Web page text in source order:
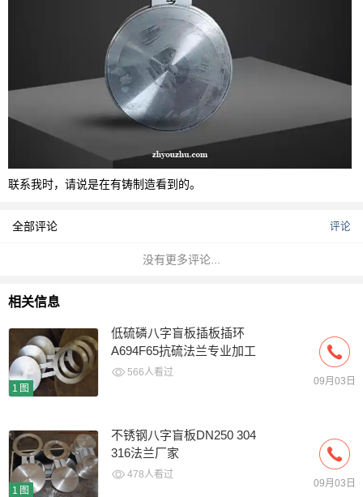
联系我时，请说是在有铸制造看到的。
全部评论 评论
没有更多评论...
相关信息
1图
低硫磷八字盲板插板插环
A694F65抗硫法兰专业加工
AP566人看过
09月03日
1图
不锈钢八字盲板DN250 304
316法兰厂家
478人看过
09月03日